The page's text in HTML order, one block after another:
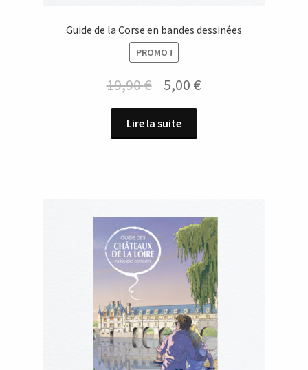
Guide de la Corse en bandes dessinées
PROMO !
19,90€
Le
prix
initial
5,00 €
Lire la suite